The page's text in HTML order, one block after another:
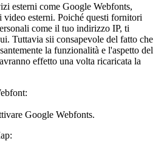
esterni come Google Webfonts,
esterni. Poiché questi fornitori
come il tuo indirizzo IP, ti
Tuttavia sii consapevole del fatto che
la funzionalità e l'aspetto del
effetto una volta ricaricata la
Google Webfonts.